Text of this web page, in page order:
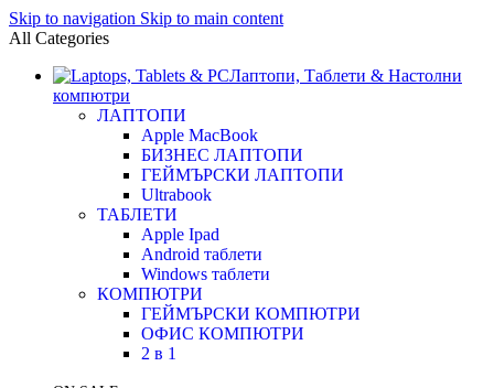
Skip to navigation Skip to main content
All Categories
Лаптопи, Таблети & Настолни
компютри
ЛАПТОПИ
Apple MacBook
БИЗНЕС ЛАПТОПИ
ГЕЙМЪРСКИ ЛАПТОПИ
Ultrabook
ТАБЛЕТИ
Apple Ipad
Android таблети
Windows таблети
КОМПЮТРИ
ГЕЙМЪРСКИ КОМПЮТРИ
ОФИС КОМПЮТРИ
2 в 1